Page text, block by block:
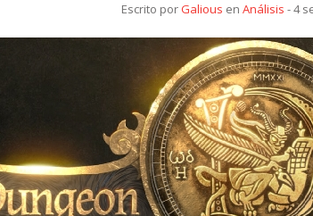
Escrito porGalious en Análisis - 4